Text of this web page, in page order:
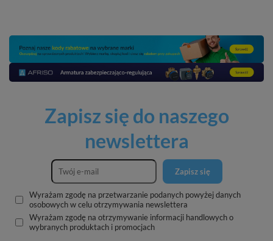
Zapisz się do naszego
newslettera
Zapisz się
Wyrażam zgodę na przetwarzanie podanych powyżej danych
osobowych w celu otrzymywania newslettera
Wyrażam zgodę na otrzymywanie informacji handlowych o
wybranych produktach i promocjach